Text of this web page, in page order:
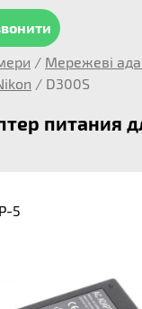
/ Мережеві
/ D300S
питания
5